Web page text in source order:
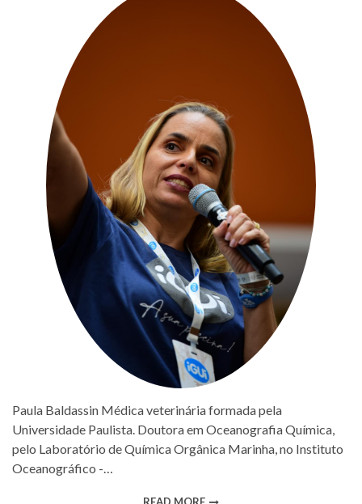
Paula Baldassin Médica veterinária formada pela
Universidade Paulista. Doutora em Oceanografia Química,
pelo Laboratório de Química Orgânica Marinha, no Instituto
Oceanográfico -…